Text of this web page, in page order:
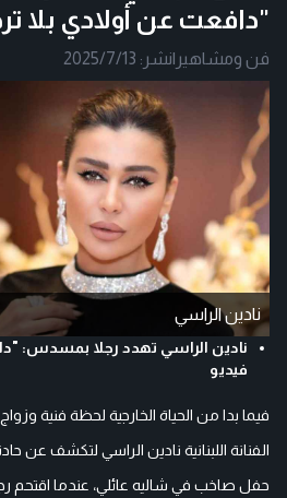
"دافعت عن أولادي بلا
فن ومشاهير |نشر: 2025/7/13
نادين الراسي
نادين الراسي تهدد رجلا بمسدس:
فيديو
فيما بدا من الحياة الخارجية لحظة فنية
الفنانة اللبنانية نادين الراسي لتكشف عن
حفل صاخب في شاليه عائلي، عندما